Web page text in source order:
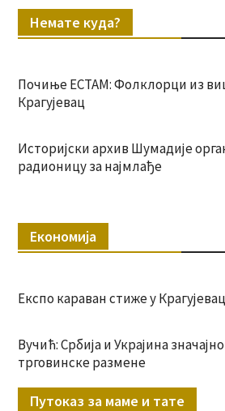
Немате куда?
Почиње ЕСТАМ: Фолклорци из
Крагујевац
Историјски архив Шумадије
радионицу за најмлађе
Економија
Експо караван стиже у Крагујевац
Вучић: Србија и Украјина
трговинске размене
Путоказ за маме и тате